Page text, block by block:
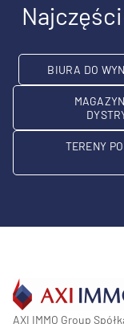
BIURA DO
TERENY
AXI IMMO Group